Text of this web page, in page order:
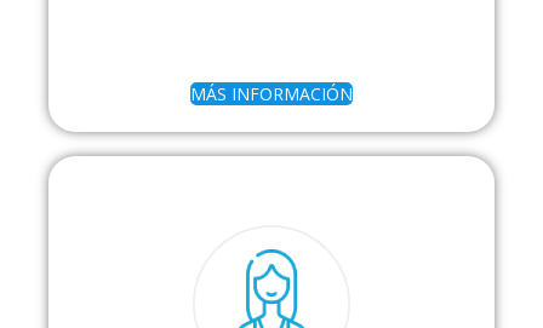
MÁS INFORMACIÓN